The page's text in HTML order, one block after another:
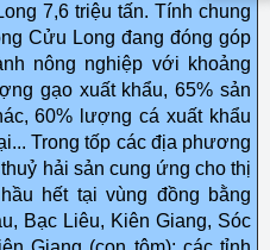
7,6 triệu tấn. Tính chung
Cửu Long đang đóng góp
nông nghiệp với khoảng
gạo xuất khẩu, 65% sản
60% lượng cá xuất khẩu
Trong tốp các địa phương
hải sản cung ứng cho thị
hết tại vùng đồng bằng
Bạc Liêu, Kiên Giang, Sóc